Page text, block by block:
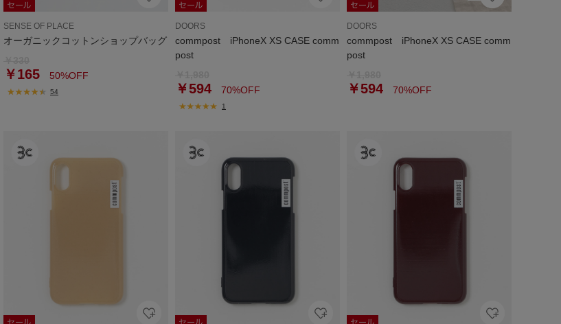
SENSE OF PLACE
オーガニックコットンショップバッグ
￥165 50%OFF
54
DOORS
commpost iPhoneX XS CASE comm
post
￥594 70%OFF
1
DOORS
commpost iPhoneX XS CASE comm
post
￥594 70%OFF